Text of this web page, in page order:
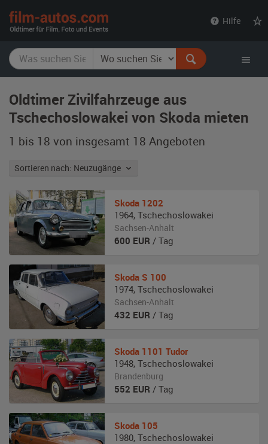
Hilfe
Oldtimer Zivilfahrzeuge aus
Tschechoslowakei von Skoda mieten
1 bis 18 von insgesamt 18 Angeboten
Sortieren nach: Neuzugänge
Skoda 1202
1964, Tschechoslowakei
Sachsen-Anhalt
600 EUR / Tag
Skoda S 100
1974, Tschechoslowakei
Sachsen-Anhalt
432 EUR / Tag
Skoda 1101 Tudor
1948, Tschechoslowakei
Brandenburg
552 EUR / Tag
Skoda 105
1980, Tschechoslowakei